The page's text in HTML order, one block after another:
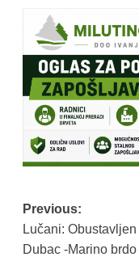
Post
Previous:
Lučani:
Dubac -Marino brdo